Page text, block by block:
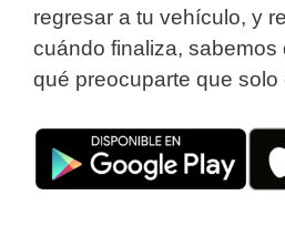
regresar a tu vehículo, y
cuándo finaliza, sabemos
qué preocuparte que solo